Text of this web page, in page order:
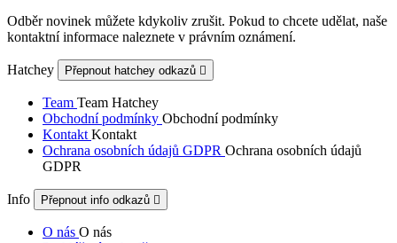
Odběr novinek můžete kdykoliv zrušit. Pokud to chcete udělat, naše
kontaktní informace naleznete v právním oznámení.
Hatchey Přepnout hatchey odkazů 
Team Team Hatchey
Obchodní podmínky Obchodní podmínky
KontaktKontakt
Ochrana osobních údajů GDPR Ochrana osobních údajů
GDPR
Info Přepnout info odkazů 
O nás O nás